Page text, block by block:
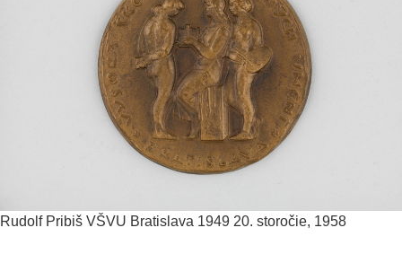
Rudolf Pribiš VŠVU Bratislava 1949 20. storočie, 1958